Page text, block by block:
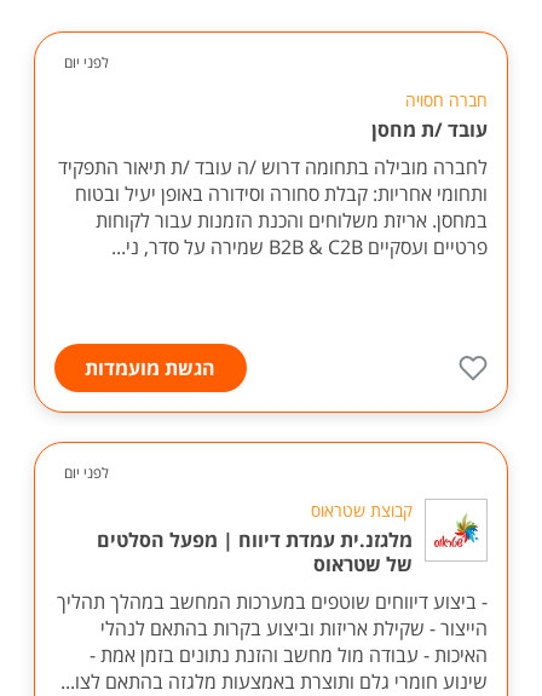
לפני יום
חברה חסויה
עובד /ת מחסן
לחברה מובילה בתחומה דרוש /ה עובד /ת תיאור התפקיד
ותחומי אחריות: קבלת סחורה וסידורה באופן יעיל ובטוח
במחסן. אריזת משלוחים והכנת הזמנות עבור לקוחות
פרטיים ועסקיים B2B & C2B שמירה על סדר, ני...
הגשת מועמדות
לפני יום
קבוצת שטראוס
מלגזנ.ית עמדת דיווח | מפעל הסלטים
של שטראוס
- ביצוע דיווחים שוטפים במערכות המחשב במהלך תהליך
הייצור - שקילת אריזות וביצוע בקרות בהתאם לנהלי
האיכות - עבודה מול מחשב והזנת נתונים בזמן אמת -
שינוע חומרי גלם ותוצרת באמצעות מלגזה בהתאם לצו...